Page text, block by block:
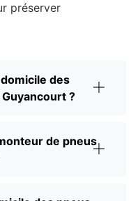
préserver
des
?
de pneus